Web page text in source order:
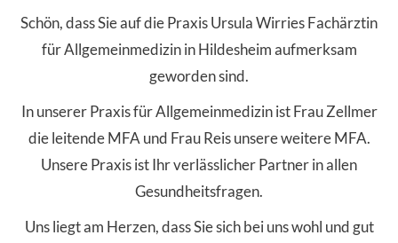
Schön, dass Sie auf die Praxis Ursula Wirries Fachärztin
für Allgemeinmedizin in Hildesheim aufmerksam
geworden sind.
In unserer Praxis für Allgemeinmedizin ist Frau Zellmer
die leitende MFA und Frau Reis unsere weitere MFA.
Unsere Praxis ist Ihr verlässlicher Partner in allen
Gesundheitsfragen.
Uns liegt am Herzen, dass Sie sich bei uns wohl und gut